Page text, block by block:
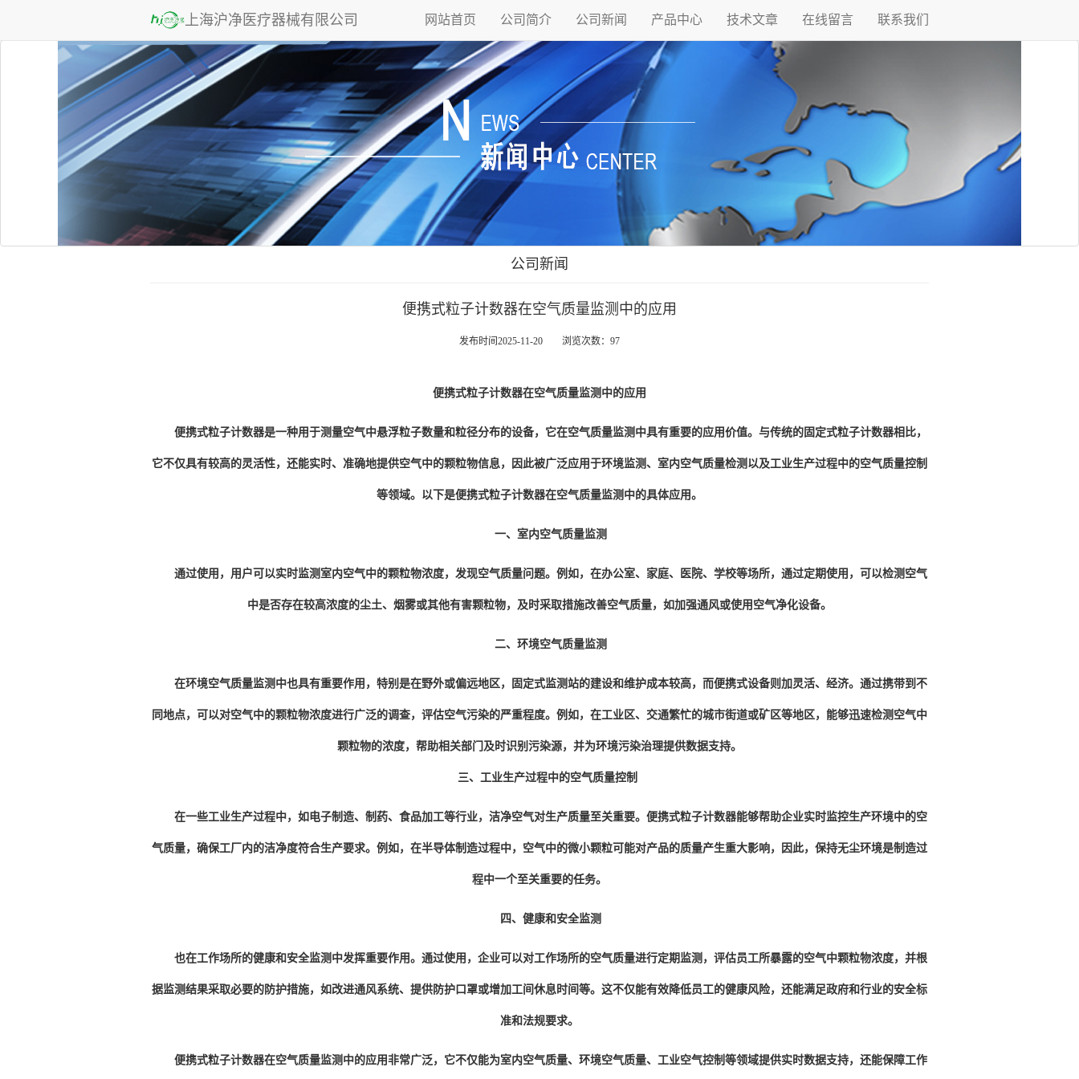
上海沪净医疗器械有限公司 网站首页 公司简介 公司新闻 产品中心 技术文章 在线留言 联系我们
公司新闻
便携式粒子计数器在空气质量监测中的应用
发布时间2025-11-20 浏览次数：97
便携式粒子计数器在空气质量监测中的应用
便携式粒子计数器是一种用于测量空气中悬浮粒子数量和粒径分布的设备，它在空气质量监测中具有重要的应用价值。与传统的固定式粒子计数器相比，
它不仅具有较高的灵活性，还能实时、准确地提供空气中的颗粒物信息，因此被广泛应用于环境监测、室内空气质量检测以及工业生产过程中的空气质量控制
等领域。以下是便携式粒子计数器在空气质量监测中的具体应用。
一、室内空气质量监测
通过使用，用户可以实时监测室内空气中的颗粒物浓度，发现空气质量问题。例如，在办公室、家庭、医院、学校等场所，通过定期使用，可以检测空气
中是否存在较高浓度的尘土、烟雾或其他有害颗粒物，及时采取措施改善空气质量，如加强通风或使用空气净化设备。
二、环境空气质量监测
在环境空气质量监测中也具有重要作用，特别是在野外或偏远地区，固定式监测站的建设和维护成本较高，而便携式设备则加灵活、经济。通过携带到不
同地点，可以对空气中的颗粒物浓度进行广泛的调查，评估空气污染的严重程度。例如，在工业区、交通繁忙的城市街道或矿区等地区，能够迅速检测空气中
颗粒物的浓度，帮助相关部门及时识别污染源，并为环境污染治理提供数据支持。
三、工业生产过程中的空气质量控制
在一些工业生产过程中，如电子制造、制药、食品加工等行业，洁净空气对生产质量至关重要。便携式粒子计数器能够帮助企业实时监控生产环境中的空
气质量，确保工厂内的洁净度符合生产要求。例如，在半导体制造过程中，空气中的微小颗粒可能对产品的质量产生重大影响，因此，保持无尘环境是制造过
程中一个至关重要的任务。
四、健康和安全监测
也在工作场所的健康和安全监测中发挥重要作用。通过使用，企业可以对工作场所的空气质量进行定期监测，评估员工所暴露的空气中颗粒物浓度，并根
据监测结果采取必要的防护措施，如改进通风系统、提供防护口罩或增加工间休息时间等。这不仅能有效降低员工的健康风险，还能满足政府和行业的安全标
准和法规要求。
便携式粒子计数器在空气质量监测中的应用非常广泛，它不仅能为室内空气质量、环境空气质量、工业空气控制等领域提供实时数据支持，还能保障工作